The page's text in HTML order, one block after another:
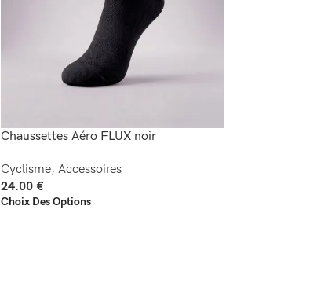
Chaussettes Aéro FLUX noir
Cyclisme, Accessoires
24.00 €
Choix Des Options